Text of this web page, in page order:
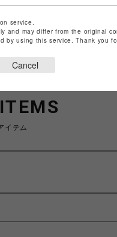
イテム
service.
and may differ from the original
using this service. Thank you
Cancel